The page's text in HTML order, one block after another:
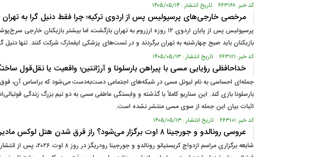
کد خبر: ۶۶۳۱۶۸ تاریخ انتشار : ۱۴۰۵/۰۵/۱۴
مرخصی خارجی‌های پرسپولیس پس از اردوی ترکیه؛ چرا فقط دنیل گرا به
پرسپولیس پس از پایان اردوی ۱۲ روزه ارزروم به تهران بازگشت، اما
بازیکنان باید صبح چهارشنبه به تهران برگردند و در تست‌های پزشکی ایفمارک شرکت کنند. تنها
کد خبر: ۶۶۳۱۲۱ تاریخ انتشار : ۱۴۰۵/۰۵/۱۳
خداحافظی رؤیایی مسی با پیراهن بارسلونا و آرژانتین؛ واقعیت یا نقل‌قول
بارسلونا بازی کند. این سناریو کاملاً با گذشته و وابستگی عاطفی مسی به دو تیم بزرگ زندگی
اثبات بیان این جمله از سوی مسی منتشر نشده است.
کد خبر: ۶۶۳۱۰۱ تاریخ انتشار : ۱۴۰۵/۰۵/۱۳
عروسی رونالدو و جورجینا ۸ اوت برگزار می‌شود؟ راز قرق شدن هتل لوکس مادیرا
شایعه برگزاری مراسم